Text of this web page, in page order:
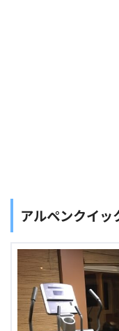
アルペンクイッ